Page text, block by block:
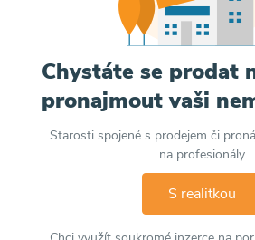
Chystáte se prodat
pronajmout vaši
Starosti spojené s prodejem či
na profesionály
S realitkou